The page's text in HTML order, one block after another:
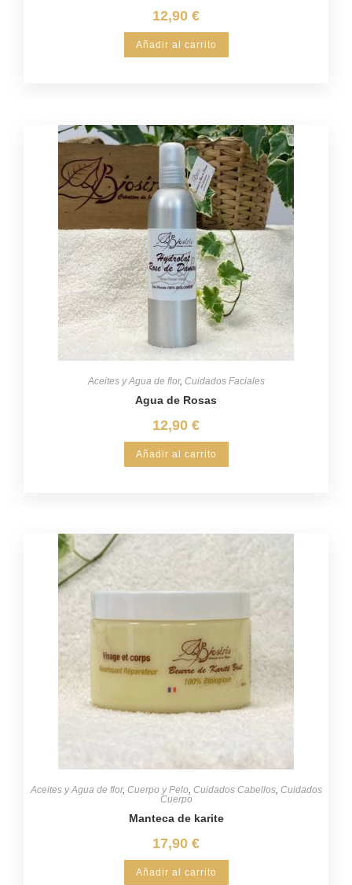
12,90 €
Añadir al carrito
Aceites y Agua de flor, Cuidados Faciales
Agua de Rosas
12,90 €
Añadir al carrito
Aceites y Agua de flor, Cuerpo y Pelo, Cuidados Cabellos, Cuidados
Cuerpo
Manteca de karite
17,90 €
Añadir al carrito